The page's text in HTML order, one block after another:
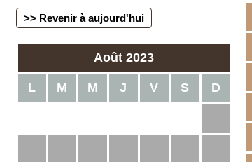
>> Revenir à aujourd'hui
Août 2023
L M M J V S D